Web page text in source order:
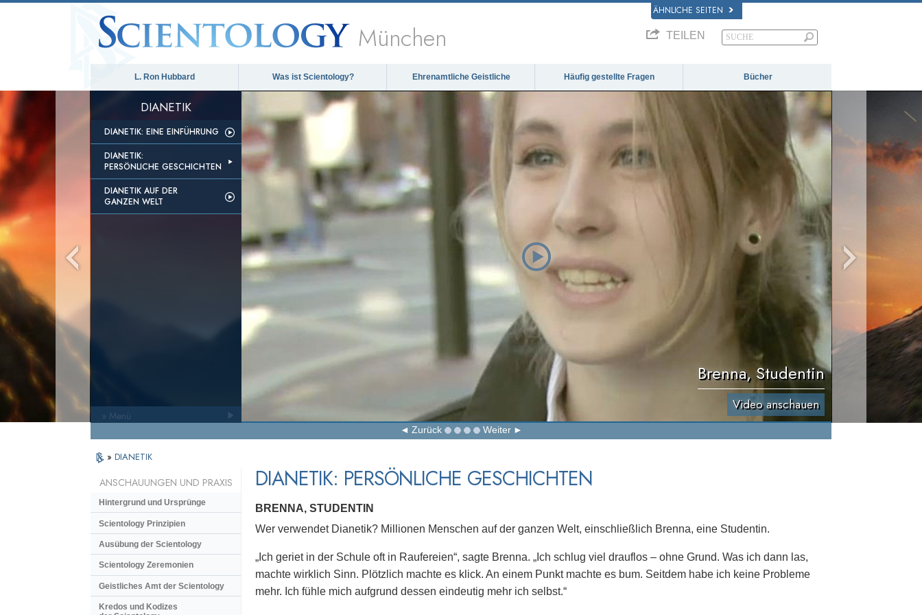
ÄHNLICHE SEITEN
München TEILEN
L. Ron Hubbard Was ist Scientology? Ehrenamtliche Geistliche Häufig gestellte Fragen Bücher
DIANETIK
DIANETIK: EINE EINFÜHRUNG
DIANETIK:
PERSÖNLICHE GESCHICHTEN
DIANETIK AUF DER
GANZEN WELT
Brenna, Studentin
Video anschauen
Zurück Weiter
» Menü
» DIANETIK
DIANETIK: PERSÖNLICHE GESCHICHTEN
BRENNA, STUDENTIN
Wer verwendet Dianetik? Millionen Menschen auf der ganzen Welt, einschließlich Brenna, eine Studentin.
„Ich geriet in der Schule oft in Raufereien“, sagte Brenna. „Ich schlug viel drauflos – ohne Grund. Was ich dann las,
machte wirklich Sinn. Plötzlich machte es klick. An einem Punkt machte es bum. Seitdem habe ich keine Probleme
mehr. Ich fühle mich aufgrund dessen eindeutig mehr ich selbst.“
ANSCHAUUNGEN UND PRAXIS
Hintergrund und Ursprünge
Scientology Prinzipien
Ausübung der Scientology
Scientology Zeremonien
Geistliches Amt der Scientology
Kredos und Kodizes